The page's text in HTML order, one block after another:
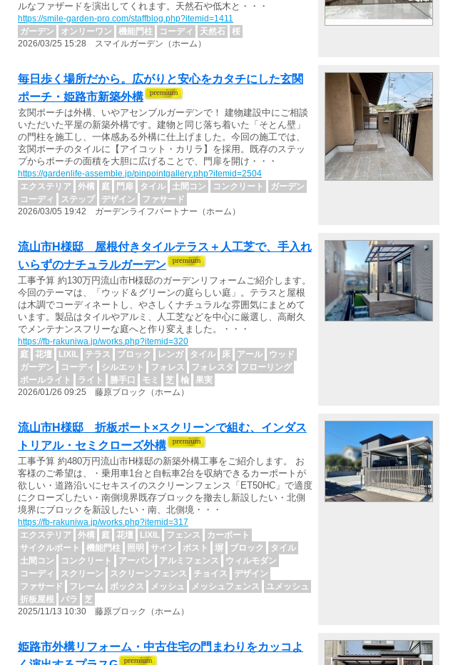
ルなファザードを演出してくれます。天然石や低木と・・・
https://smile-garden-pro.com/staffblog.php?itemid=1411
ガーデン
オンリーワン 機能門柱 コーディ 天然石
桜
2026/03/25 15:28 スマイルガーデン（ホーム）
毎日歩く場所だから。広がりと安心をカタチにした玄関
ポーチ・姫路市新築外構
玄関ポーチは外構、いやアセンブルガーデンで！ 建物建設中にご相談
いただいた平屋の新築外構です。建物と同じ落ち着いた「そとん壁」
の門柱を施工し、一体感ある外構に仕上げました。今回の施工では、
玄関ポーチのタイルに【アイコット・カリラ】を採用。既存のステッ
プからポーチの面積を大胆に広げることで、門扉を開け・・・
https://gardenlife-assemble.jp/pinpointgallery.php?itemid=2504
エクステリア
外構 庭 門扉 タイル 土間コン コンクリート
ガーデン
コーディ
ステップ デザイン
ファサード
2026/03/05 19:42 ガーデンライフパートナー（ホーム）
流山市H様邸 屋根付きタイルテラス＋人工芝で、手入れ
いらずのナチュラルガーデン
工事予算 約130万円流山市H様邸のガーデンリフォームご紹介します。
今回のテーマは、「ウッド＆グリーンの庭らしい庭」。テラスと屋根
は木調でコーディネートし、やさしくナチュラルな雰囲気にまとめて
います。製品はタイルやアルミ、人工芝などを中心に厳選し、高耐久
でメンテナンスフリーな庭へと作り変えました。・・・
https://fb-rakuniwa.jp/works.php?itemid=320
庭
花壇 LIXIL テラス ブロック レンガ タイル 床 アール
ウッド
ガーデン
コーディ シルエット フォレス フォレスタ
フローリング
ポールライト
ライト 勝手口 モミ 芝 楡
果実
2026/01/26 09:25 藤原ブロック（ホーム）
流山市H様邸 折板ポート×スクリーンで組む、インダス
トリアル・セミクローズ外構
工事予算 約480万円流山市H様邸の新築外構工事をご紹介します。 お
客様のご希望は、・乗用車1台と自転車2台を収納できるカーポートが
欲しい・道路沿いにセキスイのスクリーンフェンス「ET50HC」で適度
にクローズしたい・南側境界既存ブロックを撤去し新設したい・北側
境界にブロックを新設したい・南、北側境・・・
https://fb-rakuniwa.jp/works.php?itemid=317
エクステリア
外構 庭 花壇 LIXIL フェンス
カーポート
サイクルポート
機能門柱 照明 サイン ポスト 塀 ブロック
タイル
土間コン
コンクリート アーバン アルミフェンス
ウィルモダン
コーディ
スクリーン スクリーンフェンス チョイス
デザイン
ファサード
フレーム ボックス メッシュ メッシュフェンス
ユメッシュ
折板屋根
バラ
芝
2025/11/13 10:30 藤原ブロック（ホーム）
姫路市外構リフォーム・中古住宅の門まわりをカッコよ